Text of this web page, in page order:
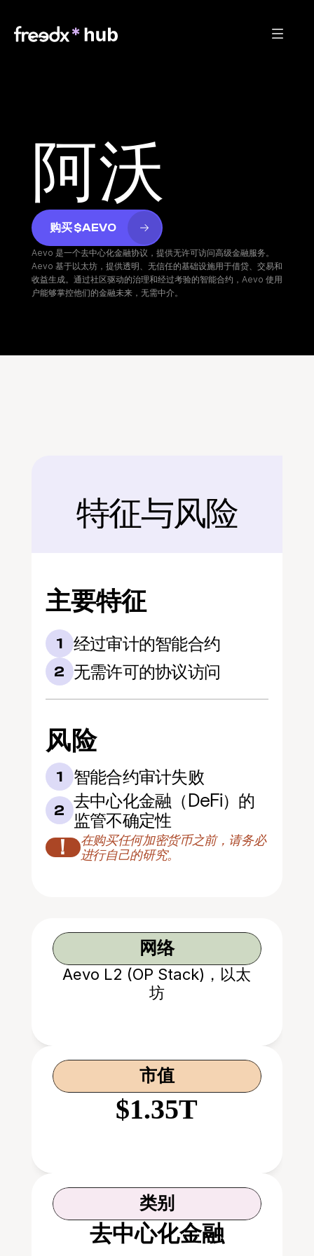
阿沃
购买 $AEVO
Aevo 是一个去中心化金融协议，提供无许可访问高级金融服务。
Aevo 基于以太坊，提供透明、无信任的基础设施用于借贷、交易和
收益生成。通过社区驱动的治理和经过考验的智能合约，Aevo 使用
户能够掌控他们的金融未来，无需中介。
后面
特征与风险
主要特征
1 经过审计的智能合约
2 无需许可的协议访问
风险
1 智能合约审计失败
2 去中心化金融（DeFi）的
监管不确定性
！
在购买任何加密货币之前，请务必
进行自己的研究。
网络
Aevo L2 (OP Stack)，以太
坊
市值
$1.35T
类别
去中心化金融